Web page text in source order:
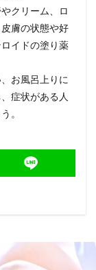
クリーム、ロ
膚の状態や好
イドの塗り薬
お風呂上りに
症状がある人
。